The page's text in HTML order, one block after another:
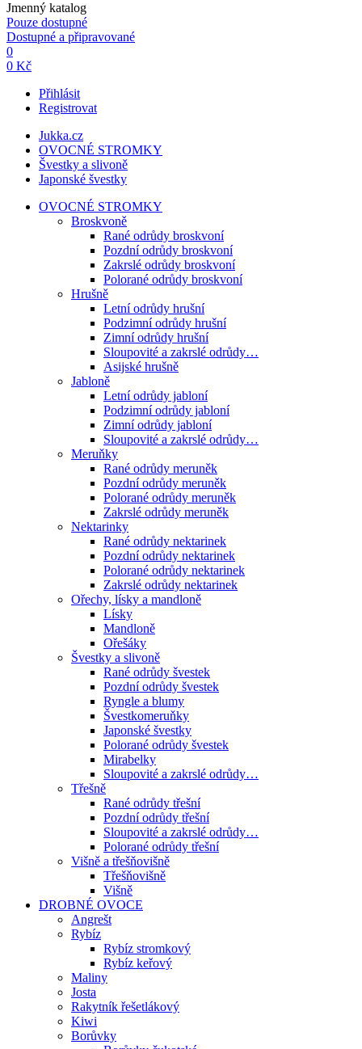
Jmenný katalog
Pouze dostupné
Dostupné a připravované
0
0 Kč
Přihlásit
Registrovat
Jukka.cz
OVOCNÉ STROMKY
Švestky a slivoně
Japonské švestky
OVOCNÉ STROMKY
Broskvoně
Rané odrůdy broskvoní
Pozdní odrůdy broskvoní
Zakrslé odrůdy broskvoní
Polorané odrůdy broskvoní
Hrušně
Letní odrůdy hrušní
Podzimní odrůdy hrušní
Zimní odrůdy hrušní
Sloupovité a zakrslé odrůdy…
Asijské hrušně
Jabloně
Letní odrůdy jabloní
Podzimní odrůdy jabloní
Zimní odrůdy jabloní
Sloupovité a zakrslé odrůdy…
Meruňky
Rané odrůdy meruněk
Pozdní odrůdy meruněk
Polorané odrůdy meruněk
Zakrslé odrůdy meruněk
Nektarinky
Rané odrůdy nektarinek
Pozdní odrůdy nektarinek
Polorané odrůdy nektarinek
Zakrslé odrůdy nektarinek
Ořechy, lísky a mandloně
Lísky
Mandloně
Ořešáky
Švestky a slivoně
Rané odrůdy švestek
Pozdní odrůdy švestek
Ryngle a blumy
Švestkomeruňky
Japonské švestky
Polorané odrůdy švestek
Mirabelky
Sloupovité a zakrslé odrůdy…
Třešně
Rané odrůdy třešní
Pozdní odrůdy třešní
Sloupovité a zakrslé odrůdy…
Polorané odrůdy třešní
Višně a třešňovišně
Třešňovišně
Višně
DROBNÉ OVOCE
Angrešt
Rybíz
Rybíz stromkový
Rybíz keřový
Maliny
Josta
Rakytník řešetlákový
Kiwi
Borůvky